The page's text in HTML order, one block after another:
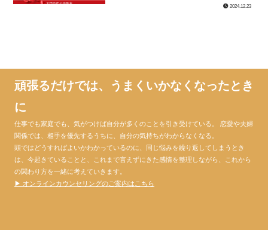
2024.12.23
頑張るだけでは、うまくいかなくなったとき
に
仕事でも家庭でも、気がつけば自分が多くのことを引き受けている。 恋愛や夫婦
関係では、相手を優先するうちに、自分の気持ちがわからなくなる。
頭ではどうすればよいかわかっているのに、同じ悩みを繰り返してしまうとき
は、今起きていることと、これまで言えずにきた感情を整理しながら、これから
の関わり方を一緒に考えていきます。
▶ オンラインカウンセリングのご案内はこちら